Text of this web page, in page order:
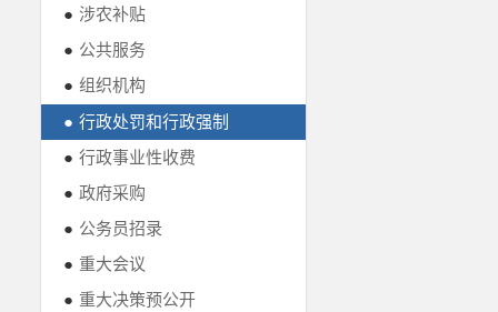
● 涉农补贴
● 公共服务
● 组织机构
● 行政处罚和行政强制
● 行政事业性收费
● 政府采购
● 公务员招录
● 重大会议
● 重大决策预公开